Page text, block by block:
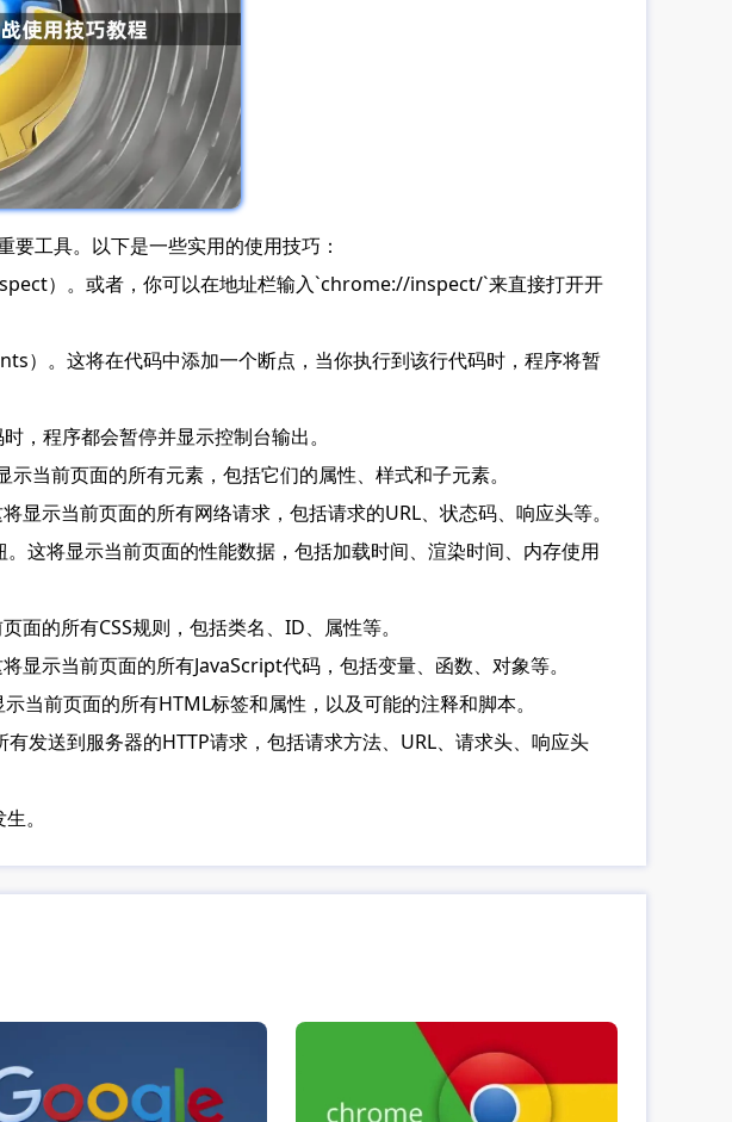
工具。以下是一些实用的使用技巧：
）。或者，你可以在地址栏输入`chrome://inspect/`来直接打开开
）。这将在代码中添加一个断点，当你执行到该行代码时，程序将暂
，程序都会暂停并显示控制台输出。
当前页面的所有元素，包括它们的属性、样式和子元素。
示当前页面的所有网络请求，包括请求的URL、状态码、响应头等。
这将显示当前页面的性能数据，包括加载时间、渲染时间、内存使用
面的所有CSS规则，包括类名、ID、属性等。
显示当前页面的所有JavaScript代码，包括变量、函数、对象等。
当前页面的所有HTML标签和属性，以及可能的注释和脚本。
发送到服务器的HTTP请求，包括请求方法、URL、请求头、响应头
。